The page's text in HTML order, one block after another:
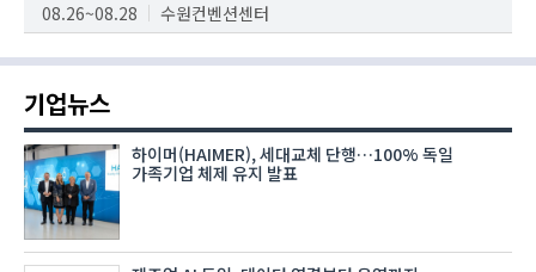
08.26~08.28 수원컨벤션센터
기업뉴스
하이머(HAIMER), 세대교체 단행…100% 독일
가족기업 체제 유지 발표